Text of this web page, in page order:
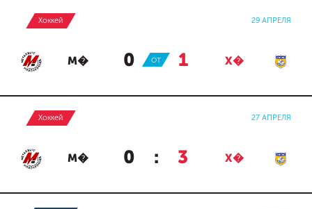
Хоккей 29 АПРЕЛЯ
М� 0 : 1 Х�
ОТ
Хоккей 27 АПРЕЛЯ
М� 0 : 3 Х�